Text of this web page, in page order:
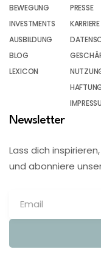
BEWEGUNG
INVESTMENTS
AUSBILDUNG
BLOG
LEXICON
PRESSE
KARRIERE
Newsletter
Lass dich
und abonniere